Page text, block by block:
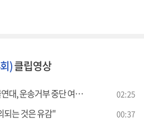
)클립영상
송거부 중단 여부 총투표 02:25
되는 것은 유감" 00:37